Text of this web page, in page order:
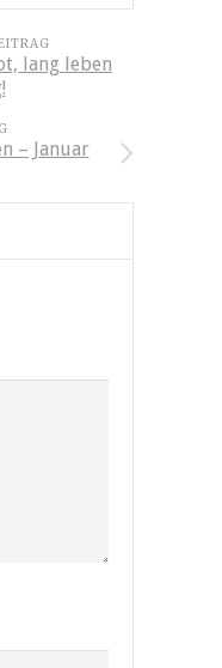
lang leben
– Januar